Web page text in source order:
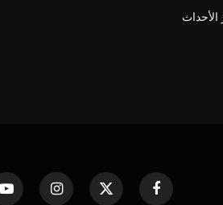
فيسبوك
X
الانستغرام